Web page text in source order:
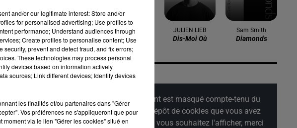
son soutien
du 13 au 15
BENSON BOONE
Beautiful Things
JULIEN LIEB
Dis-Moi Où
Sam Smith
Diamonds
Cet élément est masqué compte-tenu du
refus du dépôt de cookies que vous avez
exprimé. Si vous souhaitez l'afficher, merci
and/or our legitimate interest: Store and/or
for personalised advertising; Use profiles to
performance; Understand audiences through
Create profiles to personalise content; Use
prevent and detect fraud, and fix errors;
These technologies may process personal
devices based on information actively
sources; Link different devices; Identify devices
les finalités et/ou partenaires dans "Gérer
Vos préférences ne s'appliqueront que pour
moment via le lien "Gérer les cookies" situé en